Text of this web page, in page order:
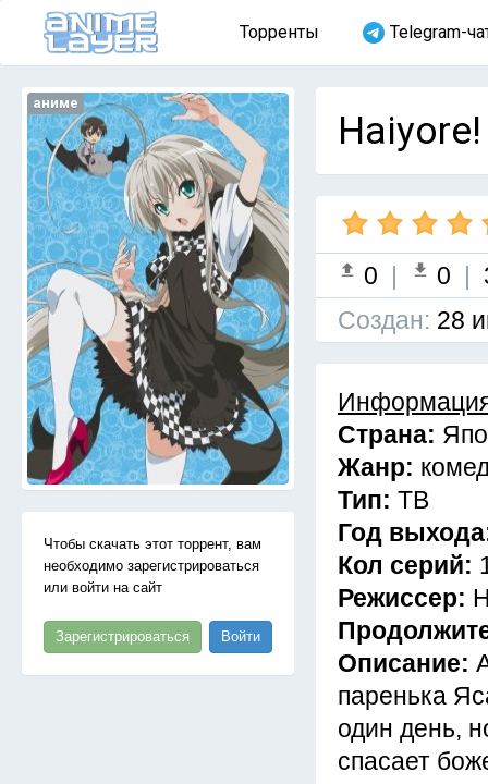
Торренты Telegram-
аниме
Чтобы скачать этот торрент, вам
необходимо зарегистрироваться
или войти на сайт
Зарегистрироваться Войти
0 | 0 |
Cоздан: 28
Страна:
Жанр:
Тип: ТВ
Год
Кол серий:
Режиссер:
Описание:
паренька
один день,
спасает